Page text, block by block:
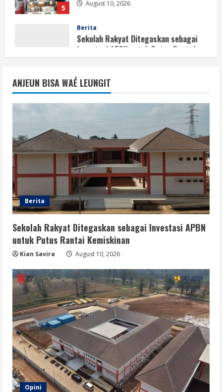
Sekolah Rakyat Ditegaskan sebagai
Kemiskinan
August 10, 2026
2
Sekolah Rakyat, Upaya Negara
Memutus Kemiskinan Antargenerasi
3
Pemerintah Perkuat Tata Kelola
Sekolah Rakyat agar Anggaran Tepat
Manfaat
August 10, 2026
4
Berita
APBN untuk Sekolah Rakyat adalah
Bukti Negara Berpihak pada Mobilitas
Sosial
August 10, 2026
5
Berita
Pemerintah Tidak Beri Toleransi bagi
Dapur MBG yang Abaikan Sanitasi
August 10, 2026
ANJEUN BISA WAÉ LEUNGIT
Berita
Sekolah Rakyat Ditegaskan sebagai Investasi APBN
untuk Putus Rantai Kemiskinan
Kian Savira August 10, 2026
Opini